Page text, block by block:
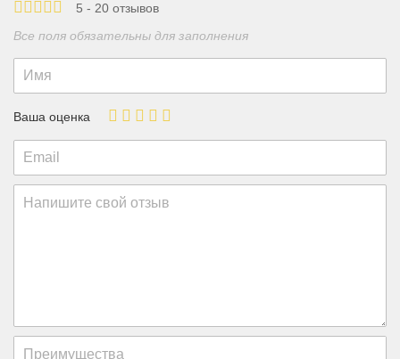
5 - 20 отзывов
Все поля обязательны для заполнения
Ваша оценка